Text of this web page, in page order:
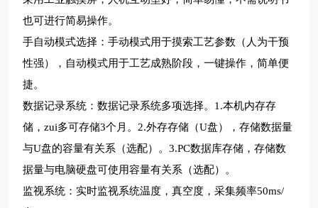
也可进行简易操作。
手自动模式选择：手动模式用于摸索工艺参数（人为干预
性强），自动模式用于工艺成熟阶段，一键操作，简单便
捷。
数据记录系统：数据记录系统多项选择。1.本机内存存
储，zui多可存储3个月。2.外存存储（U盘），存储数据量
与U盘的容量有关系（选配）。3.PC数据库存储，存储数
据量与电脑硬盘可使用容量有关系（选配）。
监视系统：实时监视系统温度，真空度，采集频率50ms/